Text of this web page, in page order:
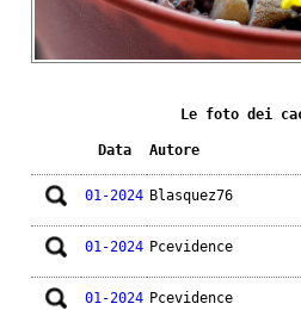
Le foto dei
Data Autore
01-2024 Blasquez76
01-2024 Pcevidence
01-2024 Pcevidence